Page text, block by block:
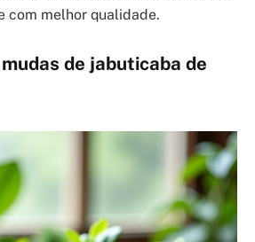
com melhor qualidade.
de jabuticaba de